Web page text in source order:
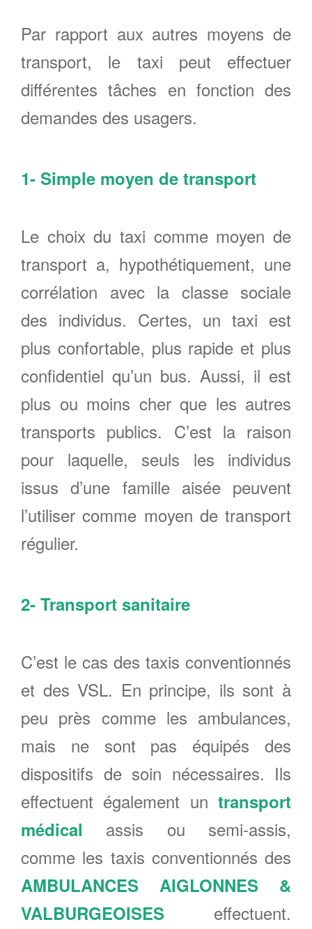
Par rapport aux autres moyens de
transport, le taxi peut effectuer
différentes tâches en fonction des
demandes des usagers.
1- Simple moyen de transport
Le choix du taxi comme moyen de
transport a, hypothétiquement, une
corrélation avec la classe sociale
des individus. Certes, un taxi est
plus confortable, plus rapide et plus
confidentiel qu’un bus. Aussi, il est
plus ou moins cher que les autres
transports publics. C’est la raison
pour laquelle, seuls les individus
issus d’une famille aisée peuvent
l’utiliser comme moyen de transport
régulier.
2- Transport sanitaire
C’est le cas des taxis conventionnés
et des VSL. En principe, ils sont à
peu près comme les ambulances,
mais ne sont pas équipés des
dispositifs de soin nécessaires. Ils
effectuent également un transport
médical assis ou semi-assis,
comme les taxis conventionnés des
AMBULANCES AIGLONNES &
VALBURGEOISES effectuent.